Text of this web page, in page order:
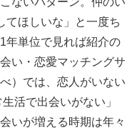
てほしいな」と一度ち
年単位で見れば紹介の
い・恋愛マッチングサ
）では、恋人がいない
活で出会いがない」
いが増える時期は年々